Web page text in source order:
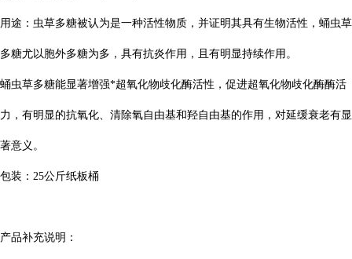
用途：虫草多糖被认为是一种活性物质，并证明其具有生物活性，蛹虫草
多糖尤以胞外多糖为多，具有抗炎作用，且有明显持续作用。
蛹虫草多糖能显著增强*超氧化物歧化酶活性，促进超氧化物歧化酶酶活
力，有明显的抗氧化、清除氧自由基和羟自由基的作用，对延缓衰老有显
著意义。
包装： 25公斤纸板桶
产品补充说明：